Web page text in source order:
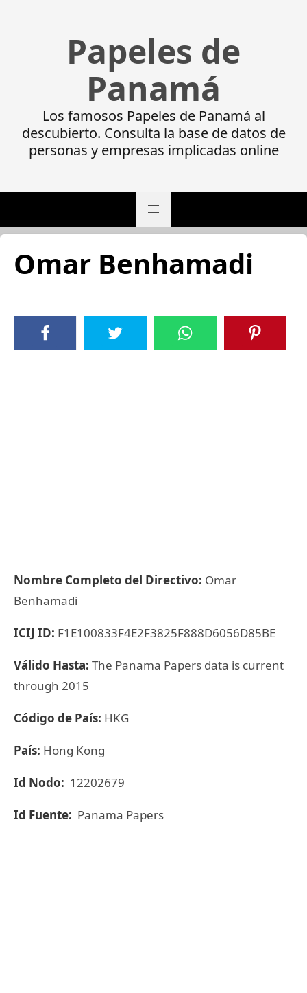
Papeles de
Panamá
Los famosos Papeles de Panamá al
descubierto. Consulta la base de datos de
personas y empresas implicadas online
Omar Benhamadi
Nombre Completo del Directivo: Omar
Benhamadi
ICIJ ID: F1E100833F4E2F3825F888D6056D85BE
Válido Hasta: The Panama Papers data is current
through 2015
Código de País: HKG
País: Hong Kong
Id Nodo: 12202679
Id Fuente: Panama Papers